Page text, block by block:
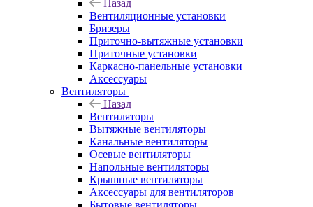
Назад
Вентиляционные установки
Бризеры
Приточно-вытяжные установки
Приточные установки
Каркасно-панельные установки
Аксессуары
Вентиляторы
Назад
Вентиляторы
Вытяжные вентиляторы
Канальные вентиляторы
Осевые вентиляторы
Напольные вентиляторы
Крышные вентиляторы
Аксессуары для вентиляторов
Бытовые вентиляторы